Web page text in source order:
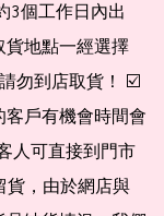
3個工作日內出
貨地點一經選擇
勿到店取貨！ ☑️
戶有機會時間會
人可直接到門市
貨，由於網店與